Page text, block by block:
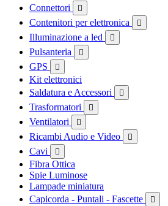
Connettori

Contenitori per elettronica 
Illuminazione a led 
Pulsanteria 
GPS 
Kit elettronici
Saldatura e Accessori

Trasformatori 
Ventilatori 
Ricambi Audio e Video 
Cavi 
Fibra Ottica
Spie Luminose
Lampade miniatura
Capicorda - Puntali - Fascette
